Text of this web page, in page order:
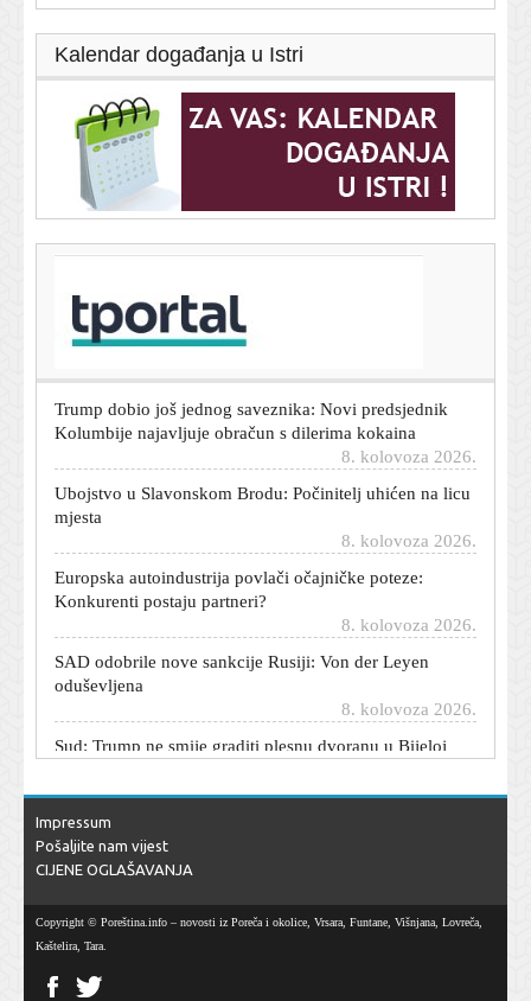
Kalendar događanja u Istri
Još jedan vikend kaosa na cestama: Pogledajte gdje su
već sad kilometarske kolone
Kolumbije najavljuje obračun s dilerima kokaina
8. kolovoza 2026.
Ubojstvo u Slavonskom Brodu: Počinitelj uhićen na licu
mjesta
Europska autoindustrija povlači očajničke poteze:
Konkurenti postaju partneri?
SAD odobrile nove sankcije Rusiji: Von der Leyen
oduševljena
Sud: Trump ne smije graditi plesnu dvoranu u Bijeloj
kući; Trump: Poništite odluku
nema veze s Ceutom
8. kolovoza 2026.
Kina je našla prolaz do Europe: Nije ni Suez, a niti
Hormuz
Impressum
Pošaljite nam vijest
CIJENE OGLAŠAVANJA
Copyright © Poreština.info – novosti iz Poreča i okolice, Vrsara, Funtane, Višnjana, Lovreča,
Kaštelira, Tara.